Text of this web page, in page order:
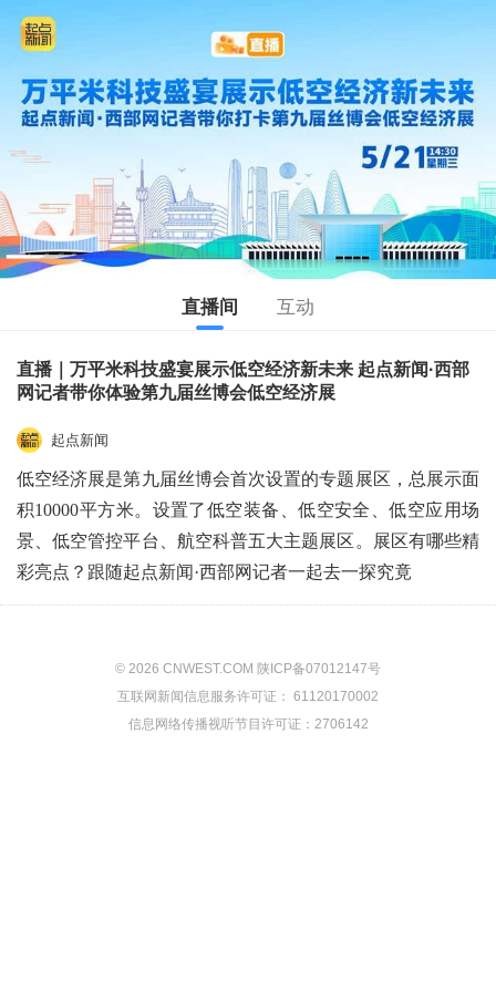
直播间 互动
直播｜万平米科技盛宴展示低空经济新未来 起点新闻·西部
网记者带你体验第九届丝博会低空经济展
起点新闻
低空经济展是第九届丝博会首次设置的专题展区，总展示面
积10000平方米。设置了低空装备、低空安全、低空应用场
景、低空管控平台、航空科普五大主题展区。展区有哪些精
彩亮点？跟随起点新闻·西部网记者一起去一探究竟
© 2026 CNWEST.COM 陕ICP备07012147号
互联网新闻信息服务许可证： 61120170002
信息网络传播视听节目许可证：2706142